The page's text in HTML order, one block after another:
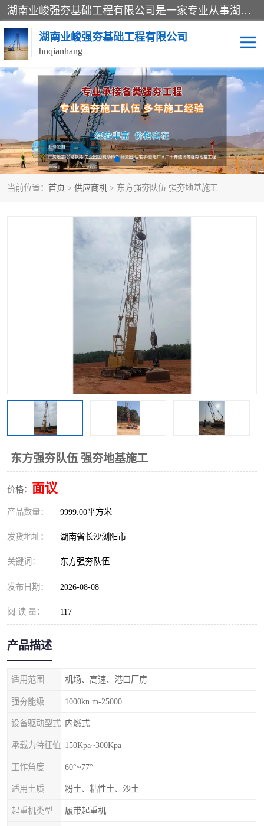
湖南业峻强夯基础工程有限公司是一家专业从事湖南强夯基础工程、强夯机租赁，地基处理的施工单位。业务覆盖：湖南、广东，江西等地。可承接1000KN.m-25000KN.m强夯（置换）工程。公司创始人是国内较早期从事强夯施工的建设者，经过多年的一步一个脚印的发展，在行业内具有较高的度和良好的口碑。
湖南业峻强夯基础工程有限公司
hnqianhang
当前位置： 首页 > 供应商机 > 东方强夯队伍 强夯地基施工
东方强夯队伍 强夯地基施工
价格： 面议
产品数量： 9999.00平方米
发货地址： 湖南省长沙浏阳市
关键词： 东方强夯队伍
发布日期： 2026-08-08
阅 读 量： 117
产品描述
适用范围 机场、高速、港口厂房
强夯能级 1000kn.m-25000
设备驱动型式 内燃式
承载力特征值 150Kpa~300Kpa
工作角度 60°~77°
适用土质 粉土、粘性土、沙土
起重机类型 履带起重机
强夯施工案例 强夯机租赁
强夯施工工程 强夯施工队伍
强夯队伍